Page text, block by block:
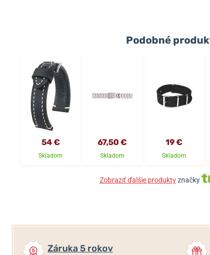
Podobné
54 €
Skladom
67,50 €
Skladom
19 €
Skladom
Zobraziť ďalšie produktyznačky
Záruka 5 rokov